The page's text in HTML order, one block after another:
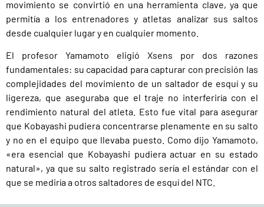
movimiento se convirtió en una herramienta clave, ya que
permitía a los entrenadores y atletas analizar sus saltos
desde cualquier lugar y en cualquier momento.
El profesor Yamamoto eligió Xsens por dos razones
fundamentales: su capacidad para capturar con precisión las
complejidades del movimiento de un saltador de esquí y su
ligereza, que aseguraba que el traje no interferiría con el
rendimiento natural del atleta. Esto fue vital para asegurar
que Kobayashi pudiera concentrarse plenamente en su salto
y no en el equipo que llevaba puesto. Como dijo Yamamoto,
«era esencial que Kobayashi pudiera actuar en su estado
natural», ya que su salto registrado sería el estándar con el
que se mediría a otros saltadores de esquí del NTC.